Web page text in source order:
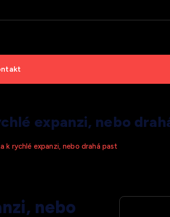
expanzi, nebo
k rychlé expanzi, nebo drahá past
nebo